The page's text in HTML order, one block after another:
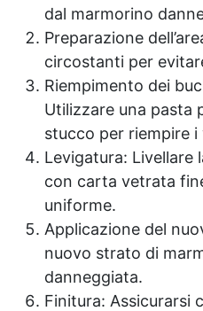
dal marmorino
Preparazione
circostanti per
Riempimento dei
Utilizzare una pasta
stucco per riempire i
Levigatura: Livellare
con carta vetrata
uniforme.
Applicazione del
nuovo strato di
danneggiata.
Finitura: Assicurarsi